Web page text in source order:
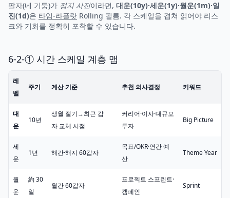
팔자(네 기둥)가 정지 사진이라면, 대운(10y)·세운(1y)·월운(1m)·일
진(1d)은 타임-라플랏 Rolling 필름. 각 스케일을 겹쳐 읽어야 리스
크와 기회를 정확히 포착할 수 있습니다.
6-2-① 시간 스케일 계층 맵
레
벨
주기 계산 기준 추천 의사결정 키워드
대
운
10년
생월 절기→최근 갑
자 교체 시점
커리어·이사·대규모
투자
Big Picture
세
운
1년 해간·해지 60갑자
목표/OKR·연간 예
산
Theme Year
월
운
約 30
일
월간 60갑자
프로젝트 스프린트·
캠페인
Sprint